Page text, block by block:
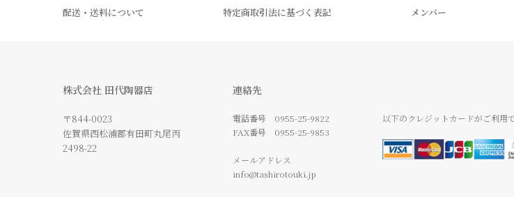
配送・送料について 特定商取引法に基づく表記 メンバー
株式会社 田代陶器店
〒844-0023
佐賀県西松浦郡有田町丸尾丙
2498-22
連絡先
電話番号 0955-25-9822
FAX番号 0955-25-9853
メールアドレス
info@tashirotouki.jp
以下のクレジットカードがご利用で